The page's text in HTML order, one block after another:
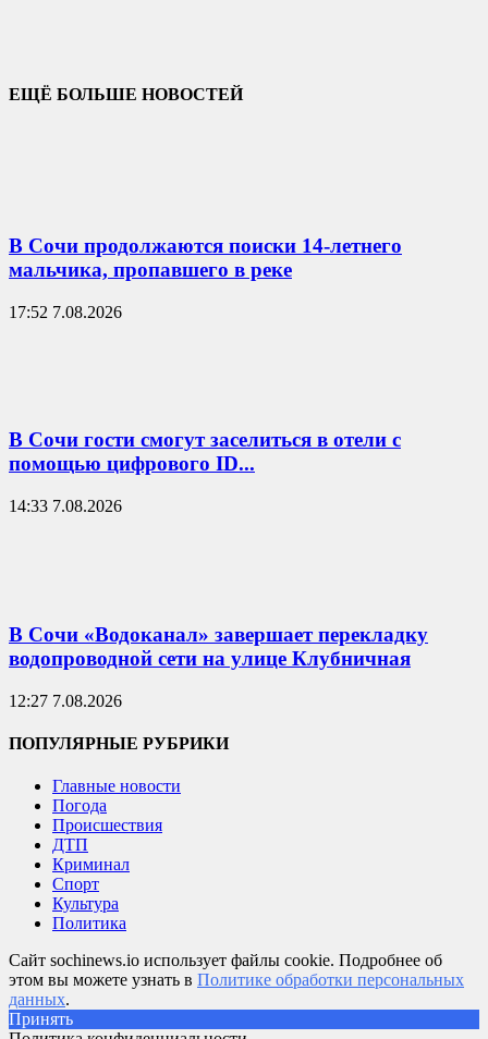
ЕЩЁ БОЛЬШЕ НОВОСТЕЙ
В Сочи продолжаются поиски 14-летнего
мальчика, пропавшего в реке
17:52 7.08.2026
В Сочи гости смогут заселиться в отели с
помощью цифрового ID...
14:33 7.08.2026
В Сочи «Водоканал» завершает перекладку
водопроводной сети на улице Клубничная
12:27 7.08.2026
ПОПУЛЯРНЫЕ РУБРИКИ
Главные новости
Погода
Происшествия
ДТП
Криминал
Спорт
Культура
Политика
Сайт sochinews.io использует файлы cookie. Подробнее об
этом вы можете узнать в Политике обработки персональных
данных.
Принять